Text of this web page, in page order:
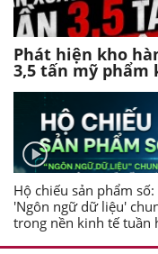
Phát hiện kho
3,5 tấn mỹ phẩm
Hộ chiếu sản phẩm số:
'Ngôn ngữ dữ liệu'
trong nền kinh tế tuần